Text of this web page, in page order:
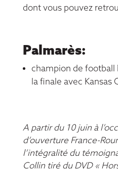
dont vous pouvez
Palmarès:
champion de football
la finale avec Kansas
A partir du 10 juin à
d’ouverture France-
l’intégralité du
Collin tiré du DVD «